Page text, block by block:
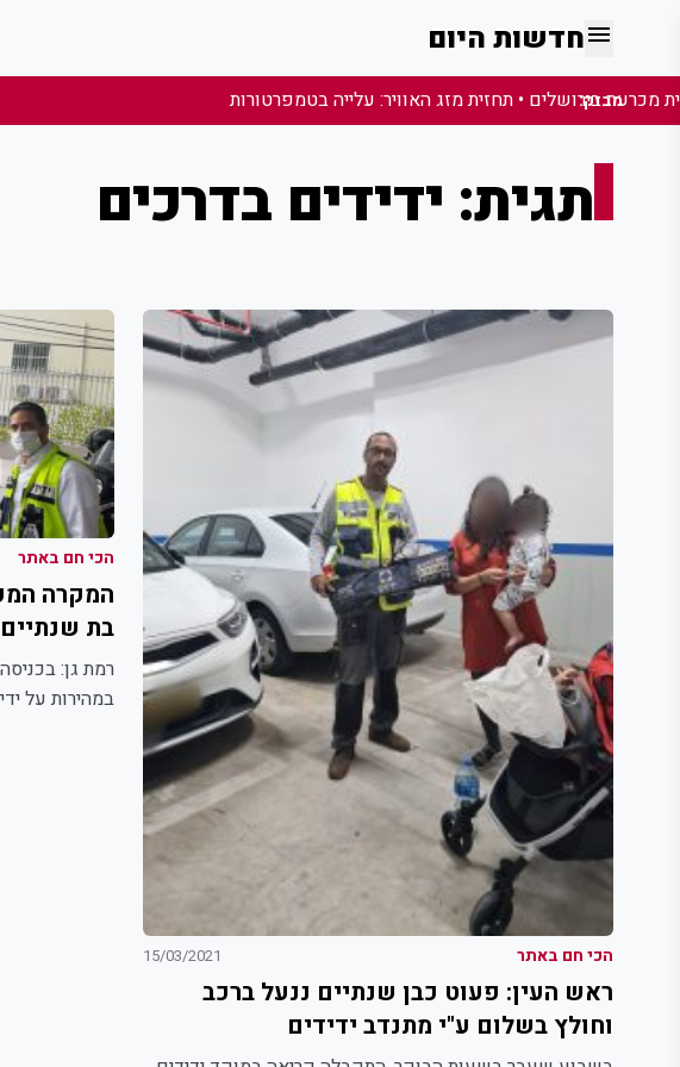
menuחדשות היום
מבזק:
תגית: ידידים בדרכים
הכי חם באתר 15/03/2021
ראש העין: פעוט כבן שנתיים ננעל ברכב
וחולץ בשלום ע"י מתנדב ידידים
הכי חם באתר
המקרה
בת
רמת גן:
במהירות על